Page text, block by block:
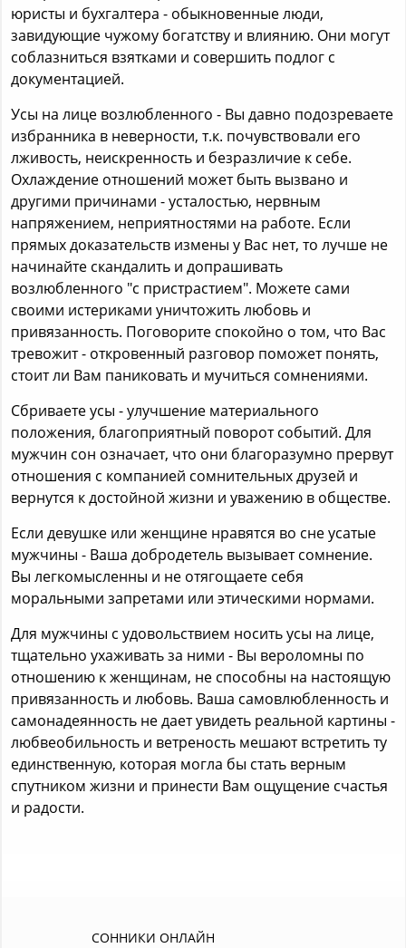
юристы и бухгалтера - обыкновенные люди,
завидующие чужому богатству и влиянию. Они могут
соблазниться взятками и совершить подлог с
документацией.
Усы на лице возлюбленного - Вы давно подозреваете
избранника в неверности, т.к. почувствовали его
лживость, неискренность и безразличие к себе.
Охлаждение отношений может быть вызвано и
другими причинами - усталостью, нервным
напряжением, неприятностями на работе. Если
прямых доказательств измены у Вас нет, то лучше не
начинайте скандалить и допрашивать
возлюбленного "с пристрастием". Можете сами
своими истериками уничтожить любовь и
привязанность. Поговорите спокойно о том, что Вас
тревожит - откровенный разговор поможет понять,
стоит ли Вам паниковать и мучиться сомнениями.
Сбриваете усы - улучшение материального
положения, благоприятный поворот событий. Для
мужчин сон означает, что они благоразумно прервут
отношения с компанией сомнительных друзей и
вернутся к достойной жизни и уважению в обществе.
Если девушке или женщине нравятся во сне усатые
мужчины - Ваша добродетель вызывает сомнение.
Вы легкомысленны и не отягощаете себя
моральными запретами или этическими нормами.
Для мужчины с удовольствием носить усы на лице,
тщательно ухаживать за ними - Вы вероломны по
отношению к женщинам, не способны на настоящую
привязанность и любовь. Ваша самовлюбленность и
самонадеянность не дает увидеть реальной картины -
любвеобильность и ветреность мешают встретить ту
единственную, которая могла бы стать верным
спутником жизни и принести Вам ощущение счастья
и радости.
СОННИКИ ОНЛАЙН